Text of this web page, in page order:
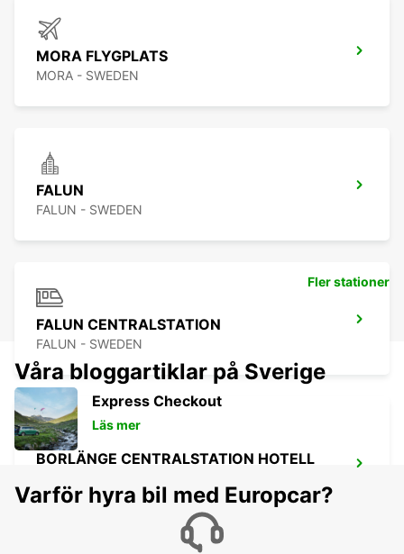
MORA FLYGPLATS
MORA - SWEDEN
FALUN
FALUN - SWEDEN
FALUN CENTRALSTATION
FALUN - SWEDEN
BORLÄNGE CENTRALSTATION HOTELL
BORLANGE - SWEDEN
Fler stationer
Våra bloggartiklar på Sverige
Express Checkout
Läs mer
Varför hyra bil med Europcar?